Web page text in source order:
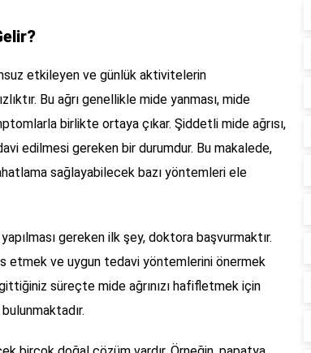
etkileyen ve günlük aktivitelerin
Bu ağrı genellikle mide yanması, mide
birlikte ortaya çıkar. Şiddetli mide ağrısı,
edilmesi gereken bir durumdur. Bu makalede,
sağlayabilecek bazı yöntemleri ele
gereken ilk şey, doktora başvurmaktır.
etmek ve uygun tedavi yöntemlerini önermek
süreçte mide ağrınızı hafifletmek için